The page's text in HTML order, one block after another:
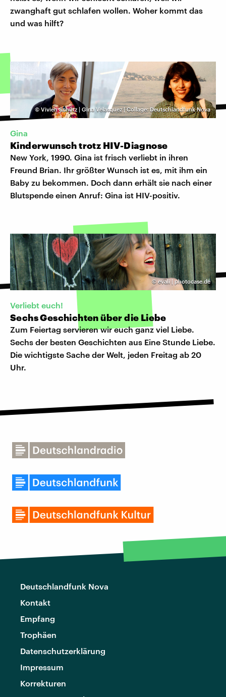
zwanghaft gut schlafen wollen. Woher kommt das
und was hilft?
©Vivien Schütz | Gina Velasquez | Collage: Deutschlandfunk Nova
Gina
Kinderwunsch trotz HIV-Diagnose
New York, 1990. Gina ist frisch verliebt in ihren
Freund Brian. Ihr größter Wunsch ist es, mit ihm ein
Baby zu bekommen. Doch dann erhält sie nach einer
Blutspende einen Anruf: Gina ist HIV-positiv.
© evali | photocase.de
Verliebt euch!
Sechs Geschichten über die Liebe
Zum Feiertag servieren wir euch ganz viel Liebe.
Sechs der besten Geschichten aus Eine Stunde Liebe.
Die wichtigste Sache der Welt, jeden Freitag ab 20
Uhr.
Deutschlandfunk Nova
Kontakt
Empfang
Trophäen
Datenschutzerklärung
Impressum
Korrekturen